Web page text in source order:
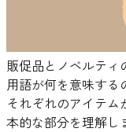
販促品とノベルテ
用語が何を意味する
それぞれのアイテ
本的な部分を理解し